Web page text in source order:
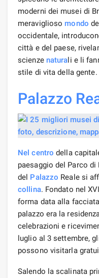
moderni dei musei di
meraviglioso mondo
occidentale,
città e del paese,
scienze naturali e li
stile di vita della gente.
Palazzo
Nel centro della
paesaggio del Parco
del Palazzo Reale si
collina. Fondato nel
forma data alla
palazzo era la
celebrazioni e
luglio al 3 settembre,
possono visitarla
Salendo la scalinata